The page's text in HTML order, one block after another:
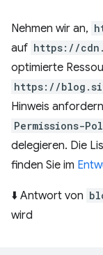
Nehmen wir an,
auf https://
optimierte
https://
Hinweis
Permissions-
delegieren. Die
finden Sie im
⬇️ Antwort von
wird